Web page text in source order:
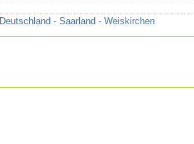
Deutschland - Saarland - Weiskirchen